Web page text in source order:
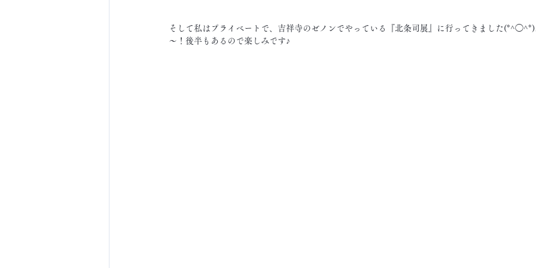
そして私はプライベートで、吉祥寺のゼノンでやっている『北条司展』に行ってきました
～！後半もあるので楽しみです♪